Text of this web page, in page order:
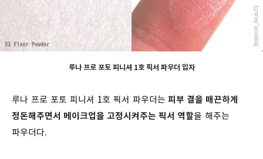
루나 프로 포토 피니셔 1호 픽서 파우더 입자
루나 프로 포토 피니셔 1호 픽서 파우더는 피부 결을 매끈하게
정돈해주면서 메이크업을 고정시켜주는 픽서 역할을 해주는
파우더다.